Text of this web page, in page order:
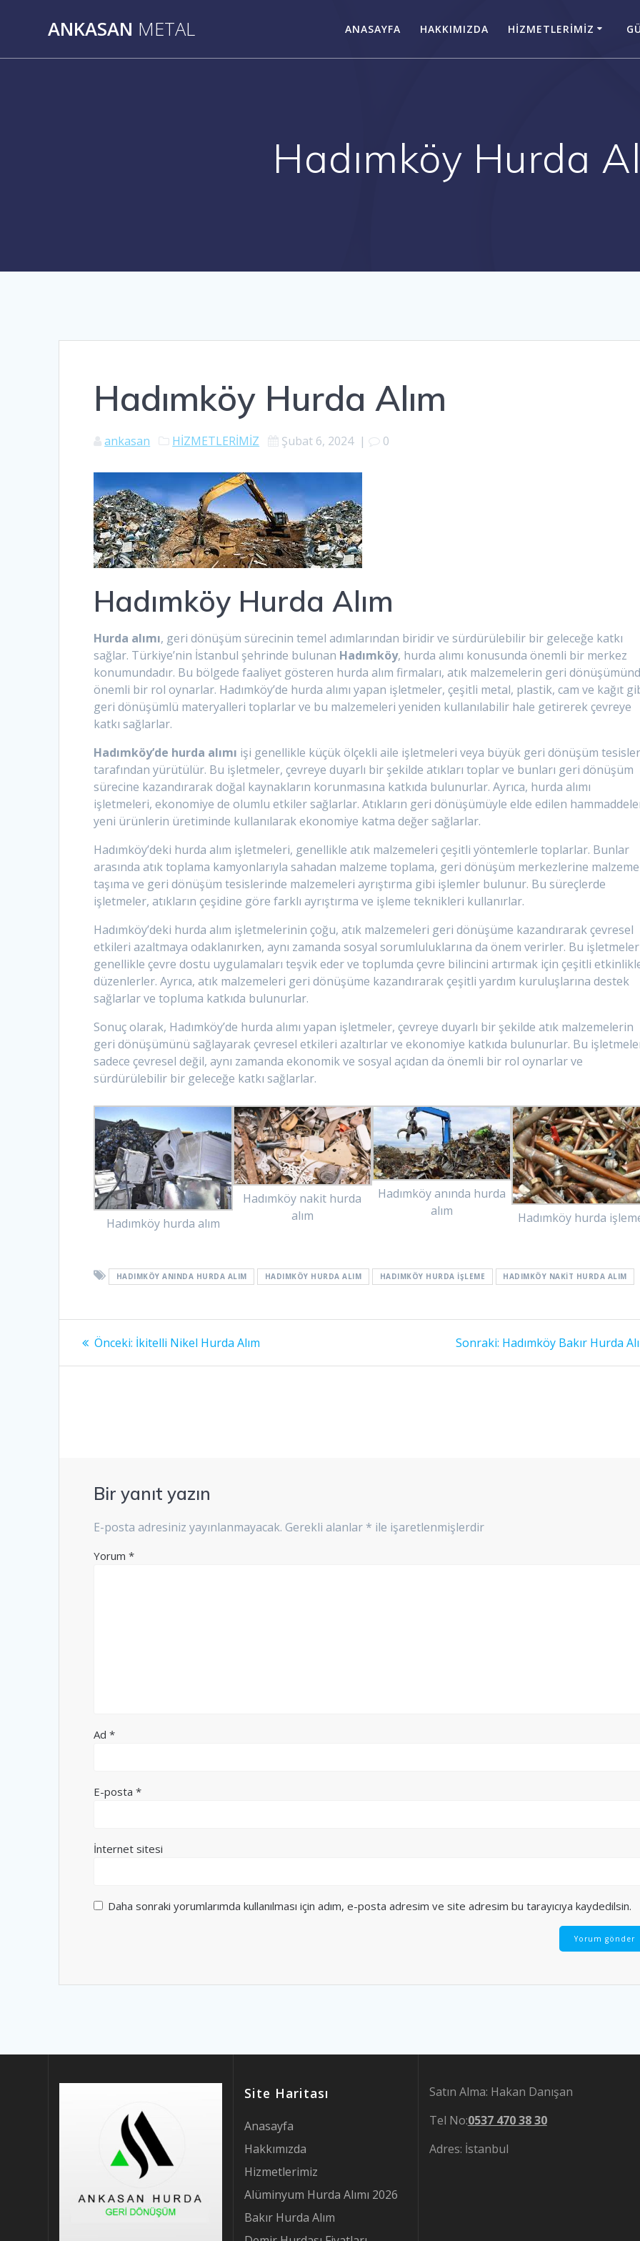
ANKASAN METAL ANASAYFA HAKKIMIZDA HIZMETLERIMIZ
Hadımköy Hurda
Hadımköy Hurda Alım
ankasan HİZMETLERİMİZ Şubat 6, 2024| 0
Hadımköy Hurda Alım
Hurda alımı, geri dönüşüm sürecinin temel adımlarından biridir ve sürdürülebilir bir geleceğe katkı
sağlar. Türkiye’nin İstanbul şehrinde bulunan Hadımköy, hurda alımı konusunda önemli bir merkez
konumundadır. Bu bölgede faaliyet gösteren hurda alım firmaları, atık malzemelerin geri
önemli bir rol oynarlar. Hadımköy’de hurda alımı yapan işletmeler, çeşitli metal, plastik, cam ve kağıt
geri dönüşümlü materyalleri toplarlar ve bu malzemeleri yeniden kullanılabilir hale getirerek çevreye
katkı sağlarlar.
Hadımköy’de hurda alımı işi genellikle küçük ölçekli aile işletmeleri veya büyük geri dönüşüm
tarafından yürütülür. Bu işletmeler, çevreye duyarlı bir şekilde atıkları toplar ve bunları geri dönüşüm
sürecine kazandırarak doğal kaynakların korunmasına katkıda bulunurlar. Ayrıca, hurda alımı
işletmeleri, ekonomiye de olumlu etkiler sağlarlar. Atıkların geri dönüşümüyle elde edilen
yeni ürünlerin üretiminde kullanılarak ekonomiye katma değer sağlarlar.
Hadımköy’deki hurda alım işletmeleri, genellikle atık malzemeleri çeşitli yöntemlerle toplarlar. Bunlar
arasında atık toplama kamyonlarıyla sahadan malzeme toplama, geri dönüşüm merkezlerine malzeme
taşıma ve geri dönüşüm tesislerinde malzemeleri ayrıştırma gibi işlemler bulunur. Bu süreçlerde
işletmeler, atıkların çeşidine göre farklı ayrıştırma ve işleme teknikleri kullanırlar.
Hadımköy’deki hurda alım işletmelerinin çoğu, atık malzemeleri geri dönüşüme kazandırarak çevresel
etkileri azaltmaya odaklanırken, aynı zamanda sosyal sorumluluklarına da önem verirler. Bu işletmeler
genellikle çevre dostu uygulamaları teşvik eder ve toplumda çevre bilincini artırmak için çeşitli
düzenlerler. Ayrıca, atık malzemeleri geri dönüşüme kazandırarak çeşitli yardım kuruluşlarına destek
sağlarlar ve topluma katkıda bulunurlar.
Sonuç olarak, Hadımköy’de hurda alımı yapan işletmeler, çevreye duyarlı bir şekilde atık malzemelerin
geri dönüşümünü sağlayarak çevresel etkileri azaltırlar ve ekonomiye katkıda bulunurlar. Bu
sadece çevresel değil, aynı zamanda ekonomik ve sosyal açıdan da önemli bir rol oynarlar ve
sürdürülebilir bir geleceğe katkı sağlarlar.
Hadımköy hurda alım
Hadımköy nakit hurda
alım
Hadımköy anında hurda
alım
Hadımköy hurda
HADIMKÖY ANINDA HURDA ALIM HADIMKÖY HURDA ALIM HADIMKÖY HURDA IŞLEME HADIMKÖY NAKIT HURDA ALIM
Yazı
gezinmesi
Önceki: Önceki
İkitelli Nikel Hurda Alım Sonraki: Sonraki
Hadımköy Bakır Hurda
Bir yanıt yazın
E-posta adresiniz yayınlanmayacak. Gerekli alanlar * ile işaretlenmişlerdir
Yorum*
Ad*
E-posta*
İnternet sitesi
Daha sonraki yorumlarımda kullanılması için adım, e-posta adresim ve site adresim bu tarayıcıya kaydedilsin.
Site Haritası
Anasayfa
Hakkımızda
Hizmetlerimiz
Alüminyum Hurda Alımı 2026
Bakır Hurda Alım
Satın Alma: Hakan Danışan
Tel No:0537 470 38 30
Adres: İstanbul